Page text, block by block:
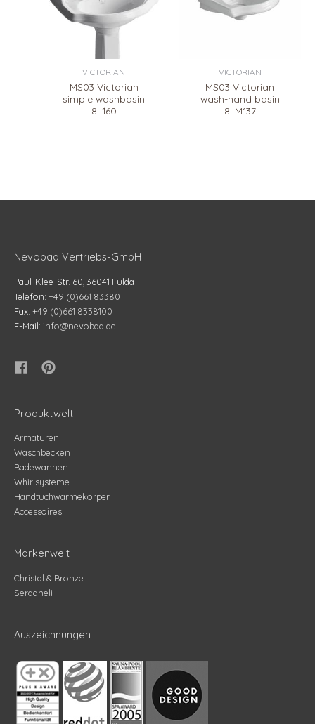
VICTORIAN
MS03 Victorian
simple washbasin
8L160
VICTORIAN
MS03 Victorian
wash-hand basin
8LM137
Nevobad Vertriebs-GmbH
Paul-Klee-Str. 60, 36041 Fulda
Telefon: +49 (0)661 83380
Fax: +49 (0)661 8338100
E-Mail: info@nevobad.de
Produktwelt
Armaturen
Waschbecken
Badewannen
Whirlsysteme
Handtuchwärmekörper
Accessoires
Markenwelt
Christal & Bronze
Serdaneli
Auszeichnungen